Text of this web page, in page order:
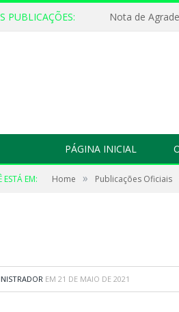
PUBLICAÇÕES: Nota de
PÁGINA INICIAL
ESTÁ EM: Home » Publicações Oficiais
EM 21 DE MAIO DE 2021